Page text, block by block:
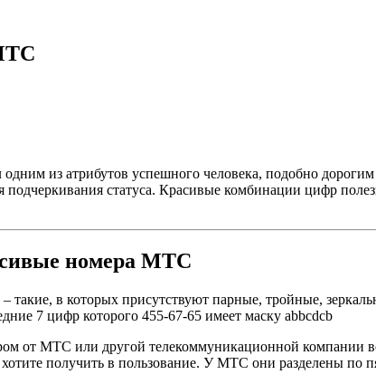
из атрибутов успешного человека, подобно
подчеркивания статуса. Красивые комбинации цифр
номера МТС
такие, в которых присутствуют парные, тройные,
7 цифр которого 455-67-65 имеет маску abbcdcb
от МТС или другой телекоммуникационной компании
получить в пользование. У МТС они разделены по